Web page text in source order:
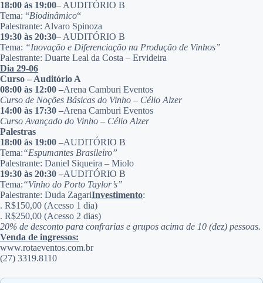
18:00 às 19:00– AUDITÓRIO B
Tema: “Biodinâmico“
Palestrante: Alvaro Spinoza
19:30 às 20:30– AUDITÓRIO B
Tema: “Inovação e Diferenciação na Produção de Vinhos”
Palestrante: Duarte Leal da Costa – Ervideira
Dia 29-06
Curso – Auditório A
08:00 às 12:00 –Arena Camburi Eventos
Curso de Noções Básicas do Vinho – Célio Alzer
14:00 às 17:30 –Arena Camburi Eventos
Curso Avançado do Vinho – Célio Alzer
Palestras
18:00 às 19:00 –AUDITÓRIO B
Tema:“Espumantes Brasileiro”
Palestrante: Daniel Siqueira – Miolo
19:30 às 20:30 –AUDITÓRIO B
Tema:“Vinho do Porto Taylor’s”
Palestrante: Duda ZagariInvestimento:
. R$150,00 (Acesso 1 dia)
. R$250,00 (Acesso 2 dias)
20% de desconto para confrarias e grupos acima de 10 (dez) pessoas.
Venda de ingressos:
www.rotaeventos.com.br
(27) 3319.8110